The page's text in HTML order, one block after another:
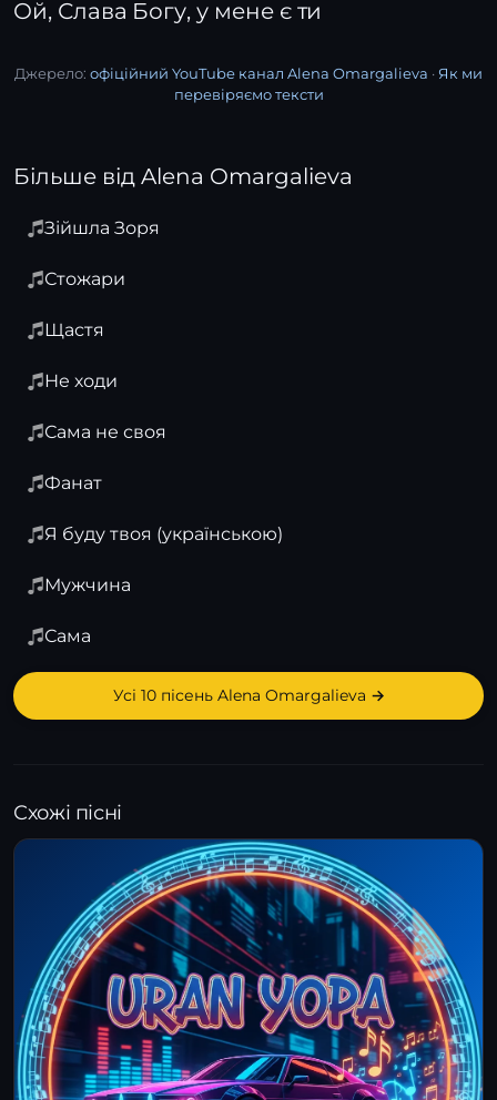
Ой, Слава Богу, у мене є ти
Джерело: офіційний YouTube канал Alena Omargalieva · Як ми
перевіряємо тексти
Більше від Alena Omargalieva
Зійшла Зоря
Стожари
Щастя
Не ходи
Сама не своя
Фанат
Я буду твоя (українською)
Мужчина
Сама
Усі 10 пісень Alena Omargalieva →
Схожі пісні